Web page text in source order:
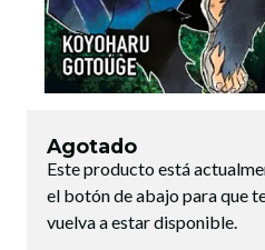
Agotado
Este producto está
el botón de abajo para que
vuelva a estar disponible.